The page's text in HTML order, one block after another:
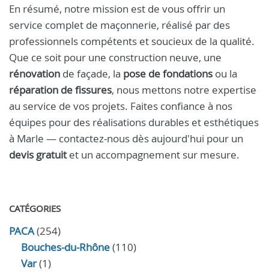
En résumé, notre mission est de vous offrir un
service complet de maçonnerie, réalisé par des
professionnels compétents et soucieux de la qualité.
Que ce soit pour une construction neuve, une
rénovation de façade, la pose de fondations ou la
réparation de fissures, nous mettons notre expertise
au service de vos projets. Faites confiance à nos
équipes pour des réalisations durables et esthétiques
à Marle — contactez-nous dès aujourd'hui pour un
devis gratuitet un accompagnement sur mesure.
CATÉGORIES
PACA(254)
Bouches-du-Rhône(110)
Var(1)